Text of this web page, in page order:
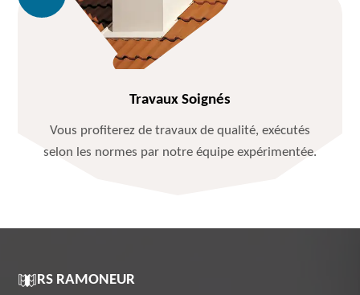
Travaux Soignés
Vous profiterez de travaux de qualité, exécutés
selon les normes par notre équipe expérimentée.
RS RAMONEUR